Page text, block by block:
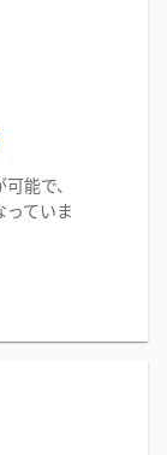
能で、
っていま